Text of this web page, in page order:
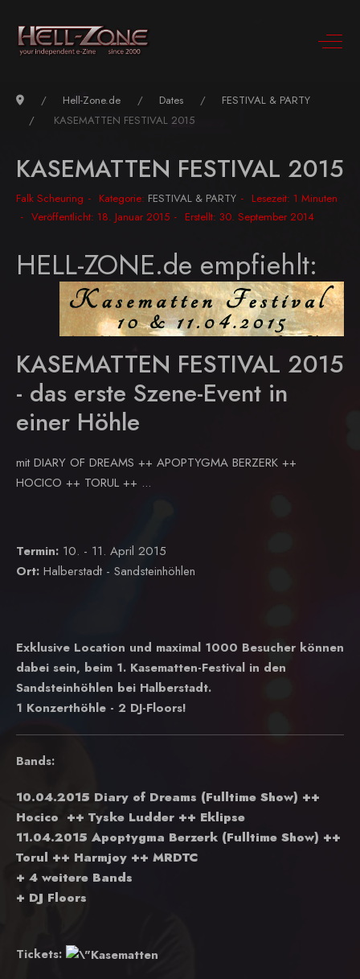
Hell-Zone.de Dates
FESTIVAL & PARTY
KASEMATTEN FESTIVAL 2015
KASEMATTEN FESTIVAL 2015
Falk Scheuring Kategorie: FESTIVAL & PARTY
Lesezeit: 1 Minuten
Veröffentlicht: 18. Januar 2015
Erstellt: 30. September 2014
HELL-ZONE.de empfiehlt:
KASEMATTEN FESTIVAL 2015
- das erste Szene-Event in
einer Höhle
mit DIARY OF DREAMS ++ APOPTYGMA BERZERK ++
HOCICO ++ TORUL ++ ...
Termin: 10. - 11. April 2015
Ort: Halberstadt - Sandsteinhöhlen
Exklusive Location und maximal 1000 Besucher können
dabei sein, beim 1. Kasematten-Festival in den
Sandsteinhöhlen bei Halberstadt.
1 Konzerthöhle - 2 DJ-Floors!
Bands:
10.04.2015 Diary of Dreams (Fulltime Show) ++
Hocico ++ Tyske Ludder ++ Eklipse
11.04.2015 Apoptygma Berzerk (Fulltime Show) ++
Torul ++ Harmjoy ++ MRDTC
+ 4 weitere Bands
+ DJ Floors
Tickets: